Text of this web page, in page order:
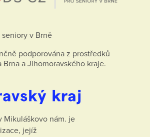
v Brně
podporována z prostředků
a Jihomoravského kraje.
Mikuláškovo nám. je
jejíž